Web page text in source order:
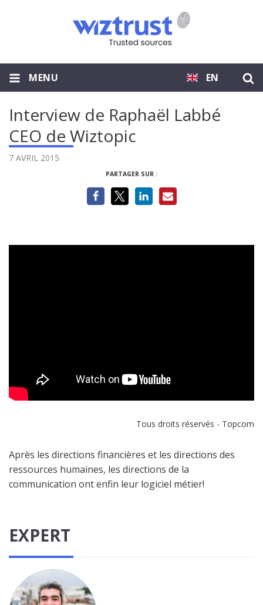
EN
MENU
Interview de Raphaël Labbé
CEO de Wiztopic
7 AVRIL 2015
PARTAGER SUR :
Tous droits réservés - Topcom
Après les directions financières et les directions des
ressources humaines, les directions de la
communication ont enfin leur logiciel métier!
EXPERT